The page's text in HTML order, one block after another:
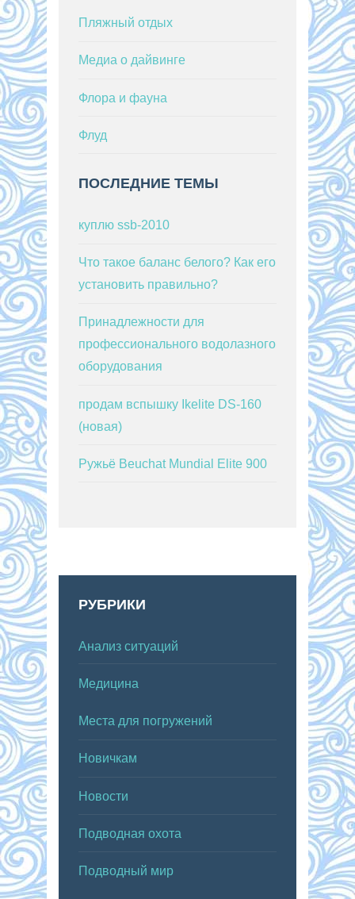
Пляжный отдых
Медиа о дайвинге
Флора и фауна
Флуд
ПОСЛЕДНИЕ ТЕМЫ
куплю ssb-2010
Что такое баланс белого? Как его
установить правильно?
Принадлежности для
профессионального водолазного
оборудования
продам вспышку Ikelite DS-160
(новая)
Ружьё Beuchat Mundial Elite 900
РУБРИКИ
Анализ ситуаций
Медицина
Места для погружений
Новичкам
Новости
Подводная охота
Подводный мир